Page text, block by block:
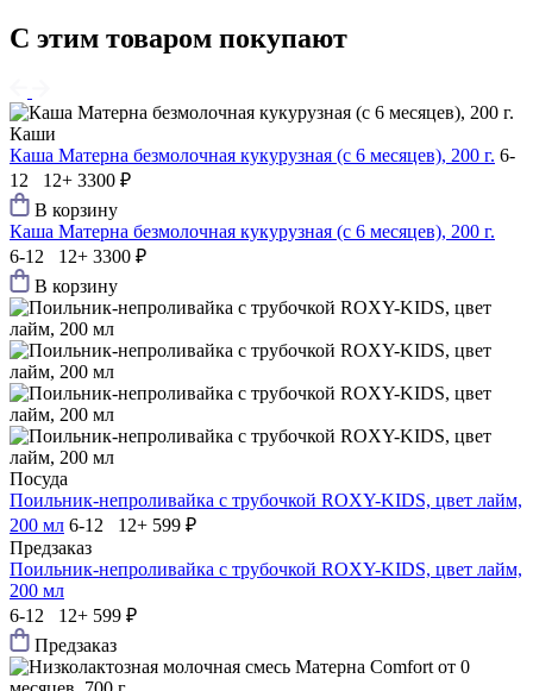
С этим товаром покупают
Каши
Каша Матерна безмолочная кукурузная (с 6 месяцев), 200 г. 6-
12 12+ 3300 ₽
В корзину
Каша Матерна безмолочная кукурузная (с 6 месяцев), 200 г.
6-12 12+ 3300 ₽
В корзину
Посуда
Поильник-непроливайка с трубочкой ROXY-KIDS, цвет лайм,
200 мл 6-12 12+ 599 ₽
Предзаказ
Поильник-непроливайка с трубочкой ROXY-KIDS, цвет лайм,
200 мл
6-12 12+ 599 ₽
Предзаказ